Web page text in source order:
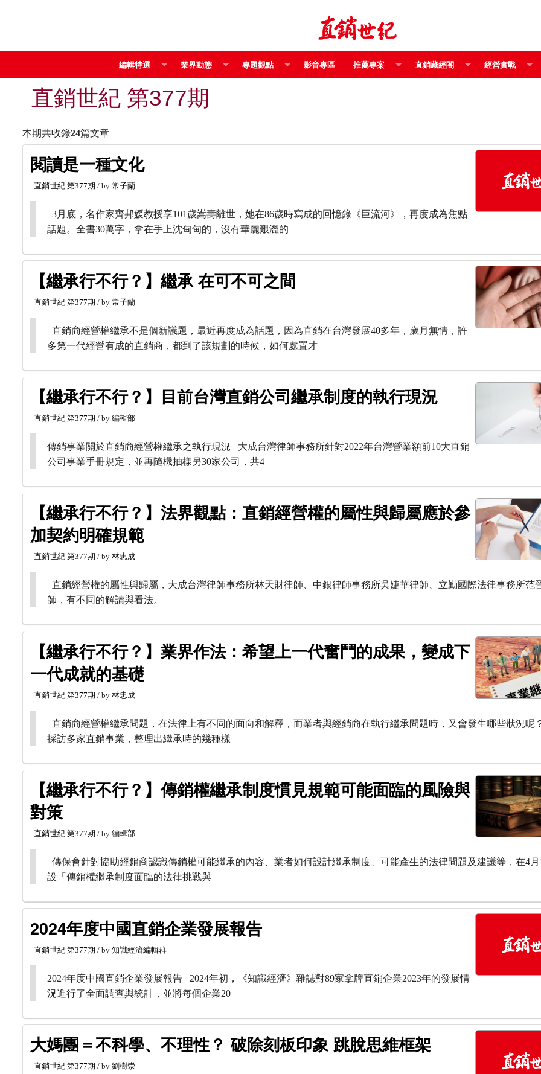
編輯特選 業界動態 專題觀點 影音專區 推薦專案 直銷藏經閣 經營實戰
直銷世紀 第377期
本期共收錄24篇文章
閱讀是一種文化
直銷世紀 第377期 / by 常子蘭
3月底，名作家齊邦媛教授享101歲嵩壽離世，她在86歲時寫成的回憶錄《巨流河》，再度成為焦點
話題。全書30萬字，拿在手上沈甸甸的，沒有華麗艱澀的
【繼承行不行？】繼承 在可不可之間
直銷世紀 第377期 / by 常子蘭
直銷商經營權繼承不是個新議題，最近再度成為話題，因為直銷在台灣發展40多年，歲月無情，許
多第一代經營有成的直銷商，都到了該規劃的時候，如何處置才
【繼承行不行？】目前台灣直銷公司繼承制度的執行現況
直銷世紀 第377期 / by 編輯部
傳銷事業關於直銷商經營權繼承之執行現況 大成台灣律師事務所針對2022年台灣營業額前10大直銷
公司事業手冊規定，並再隨機抽樣另30家公司，共4
【繼承行不行？】法界觀點：直銷經營權的屬性與歸屬應於參
加契約明確規範
直銷世紀 第377期 / by 林忠成
直銷經營權的屬性與歸屬，大成台灣律師事務所林天財律師、中銀律師事務所吳婕華律師、立勤國際法律事務所范
師，有不同的解讀與看法。
【繼承行不行？】業界作法：希望上一代奮鬥的成果，變成下
一代成就的基礎
直銷世紀 第377期 / by 林忠成
直銷商經營權繼承問題，在法律上有不同的面向和解釋，而業者與經銷商在執行繼承問題時，又會發生哪些狀況呢
採訪多家直銷事業，整理出繼承時的幾種樣
【繼承行不行？】傳銷權繼承制度慣見規範可能面臨的風險與
對策
直銷世紀 第377期 / by 編輯部
傳保會針對協助經銷商認識傳銷權可能繼承的內容、業者如何設計繼承制度、可能產生的法律問題及建議等，在4
設「傳銷權繼承制度面臨的法律挑戰與
2024年度中國直銷企業發展報告
直銷世紀 第377期 / by 知識經濟編輯群
2024年度中國直銷企業發展報告 2024年初，《知識經濟》雜誌對89家拿牌直銷企業2023年的發展情
況進行了全面調查與統計，並將每個企業20
大媽團＝不科學、不理性？ 破除刻板印象 跳脫思維框架
直銷世紀 第377期 / by 劉樹崇